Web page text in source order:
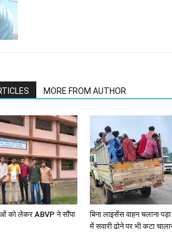
MORE FROM AUTHOR
को लेकर ABVP ने सौंपा
बिना लाइसेंस वाहन चलाना
में सवारी ढोने पर भी कटा